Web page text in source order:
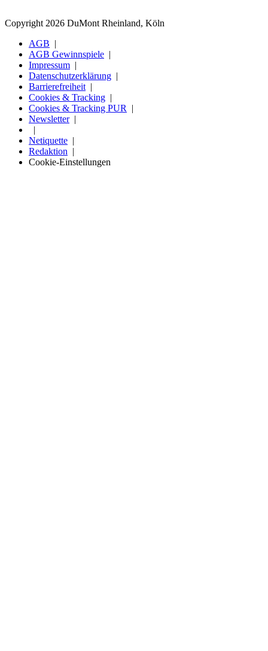
Copyright 2026 DuMont Rheinland, Köln
AGB
AGB Gewinnspiele
Impressum
Datenschutzerklärung
Barrierefreiheit
Cookies & Tracking
Cookies & Tracking PUR
Newsletter
Netiquette
Redaktion
Cookie-Einstellungen